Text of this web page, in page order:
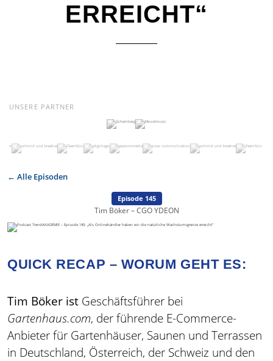
ERREICHT“
UNSERE PARTNER
← Alle Episoden
Episode 145
Tim Böker – CGO YDEON
QUICK RECAP – WORUM GEHT ES:
Tim Böker ist Geschäftsführer bei
Gartenhaus.com, der führende E-Commerce-
Anbieter für Gartenhäuser, Saunen und Terrassen
in Deutschland, Österreich, der Schweiz und den